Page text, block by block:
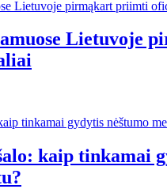
Lietuvoje
kaip tinkamai